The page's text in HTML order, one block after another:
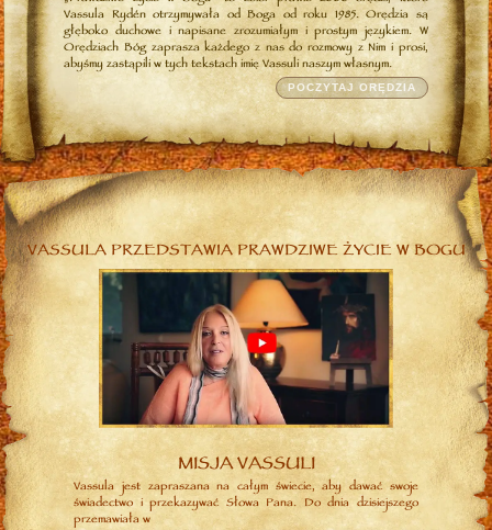
Vassula Rydén otrzymywała od Boga od roku 1985. Orędzia są
głęboko duchowe i napisane zrozumiałym i prostym językiem. W
Orędziach Bóg zaprasza każdego z nas do rozmowy z Nim i prosi,
abyśmy zastąpili w tych tekstach imię Vassuli naszym własnym.
POCZYTAJ ORĘDZIA
VASSULA PRZEDSTAWIA PRAWDZIWE ŻYCIE W BOGU
MISJA VASSULI
Vassula jest zapraszana na całym świecie, aby dawać swoje
świadectwo i przekazywać Słowa Pana. Do dnia dzisiejszego
przemawiała w